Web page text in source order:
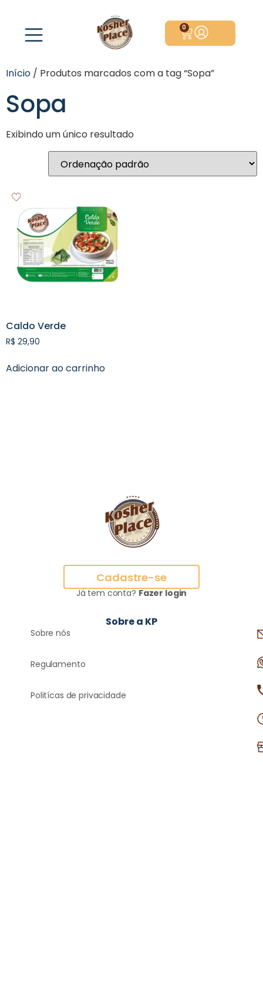
0
Início / Produtos marcados com a tag “Sopa”
Sopa
Exibindo um único resultado
Caldo Verde
R$ 29,90
Adicionar ao carrinho
Cadastre-se
Já tem conta?Fazer login
Sobre a KP
Sobre nós
Regulamento
Politícas de privacidade